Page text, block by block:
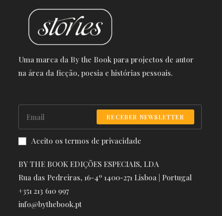
Uma marca da By the Book para projectos de autor
na área da ficção, poesia e histórias pessoais.
RECEBER NEWSLETTER
Aceito os termos de privacidade
BY THE BOOK EDIÇÕES ESPECIAIS, LDA
Rua das Pedreiras, 16-4º 1400-271 Lisboa | Portugal
+351 213 610 997
info@bythebook.pt